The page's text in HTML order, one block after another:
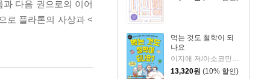
먹는 것도 철학이 되
나요
이지애 저/아소코민 그림
13,320원 (10% 할인)
다음 권으로의 이어
로 플라톤의 사상과 <